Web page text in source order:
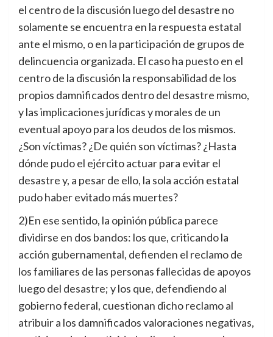
el centro de la discusión luego del desastre no
solamente se encuentra en la respuesta estatal
ante el mismo, o en la participación de grupos de
delincuencia organizada. El caso ha puesto en el
centro de la discusión la responsabilidad de los
propios damnificados dentro del desastre mismo,
y las implicaciones jurídicas y morales de un
eventual apoyo para los deudos de los mismos.
¿Son víctimas? ¿De quién son víctimas? ¿Hasta
dónde pudo el ejército actuar para evitar el
desastre y, a pesar de ello, la sola acción estatal
pudo haber evitado más muertes?
2)En ese sentido, la opinión pública parece
dividirse en dos bandos: los que, criticando la
acción gubernamental, defienden el reclamo de
los familiares de las personas fallecidas de apoyos
luego del desastre; y los que, defendiendo al
gobierno federal, cuestionan dicho reclamo al
atribuir a los damnificados valoraciones negativas,